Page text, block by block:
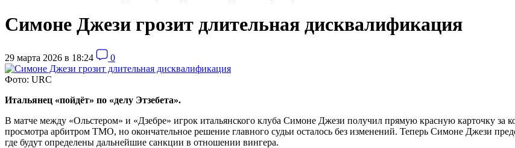
Симоне Джези грозит длительная дисквалификация
29 марта 2026 в 18:24 0
Фото: URC
Итальянец «пойдёт» по «делу Этзебета».
В матче между «Ольстером» и «Дзебре» игрок итальянского клуба Симоне Джези получил прямую красную карточку за
просмотра арбитром TMO, но окончательное решение главного судьи осталось без изменений. Теперь Симоне Джези
где будут определены дальнейшие санкции в отношении вингера.